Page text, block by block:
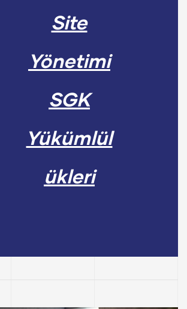
Site
Yönetimi
SGK
Yükümlül
ükleri